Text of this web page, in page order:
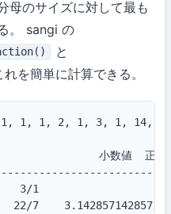
母のサイズに対して最も
。 sangi の
と
れを簡単に計算できる。
1, 1, 1, 2, 1, 3, 1, 14,
小数値  正確
3/1
22/7